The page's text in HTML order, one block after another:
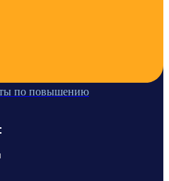
по повышению